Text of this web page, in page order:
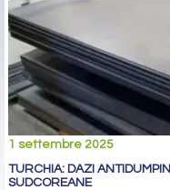
1 settembre 2025
TURCHIA: DAZI
SUDCOREANE